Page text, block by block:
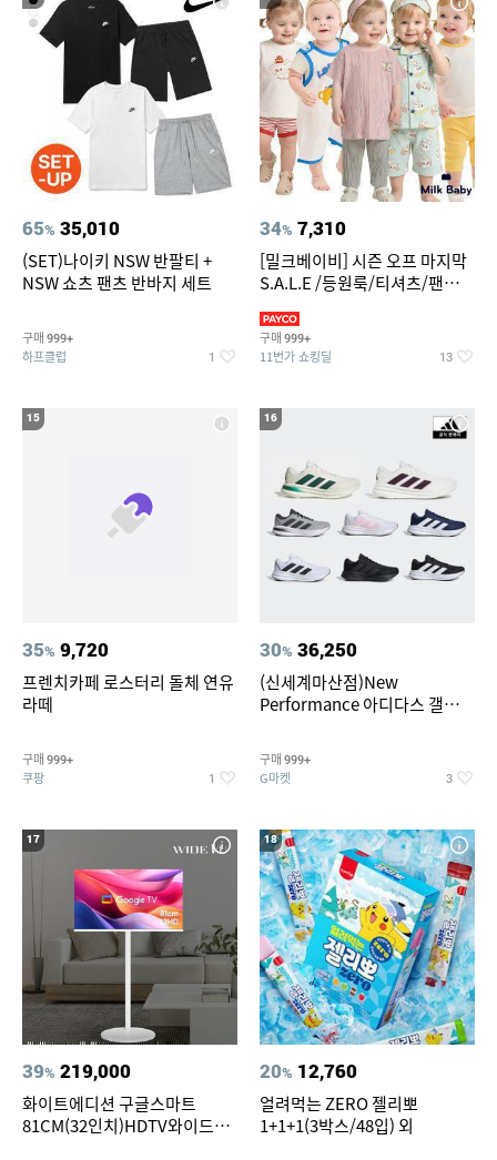
65% 35,010
(SET)나이키 NSW 반팔티 +
NSW 쇼츠 팬츠 반바지 세트
구매 999+
하프클럽 1
34% 7,310
[밀크베이비] 시즌 오프 마지막
S.A.L.E /등원룩/티셔츠/팬츠/
구매 999+
11번가 쇼킹딜 13
15
35% 9,720
프렌치카페 로스터리 돌체 연유
라떼
구매 999+
쿠팡 1
16
30% 36,250
(신세계마산점)New
Performance 아디다스 갤럭시
구매 999+
G마켓 3
17
39% 219,000
화이트에디션 구글스마트
81CM(32인치)HDTV와이드무
18
20% 12,760
얼려먹는 ZERO 젤리뽀
1+1+1(3박스/48입) 외